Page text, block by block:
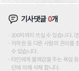
기사댓글0개
200자까지 쓰실 수 있습니다.
저작권 등 다른 사람의 권리를
수 있습니다.
타인에게 불쾌감을 주는 욕설
단에 의해 삭제 합니다.